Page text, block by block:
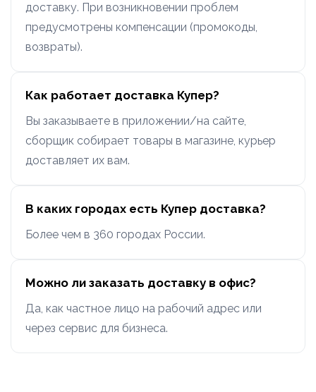
доставку. При возникновении проблем
предусмотрены компенсации (промокоды,
возвраты).
Как работает доставка Купер?
Вы заказываете в приложении/на сайте,
сборщик собирает товары в магазине, курьер
доставляет их вам.
В каких городах есть Купер доставка?
Более чем в 360 городах России.
Можно ли заказать доставку в офис?
Да, как частное лицо на рабочий адрес или
через сервис для бизнеса.